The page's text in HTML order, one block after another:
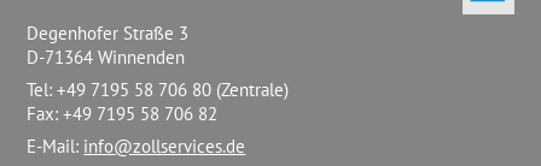
Degenhofer Straße 3
D-71364 Winnenden
Tel: +49 7195 58 706 80 (Zentrale)
Fax: +49 7195 58 706 82
E-Mail: info@zollservices.de